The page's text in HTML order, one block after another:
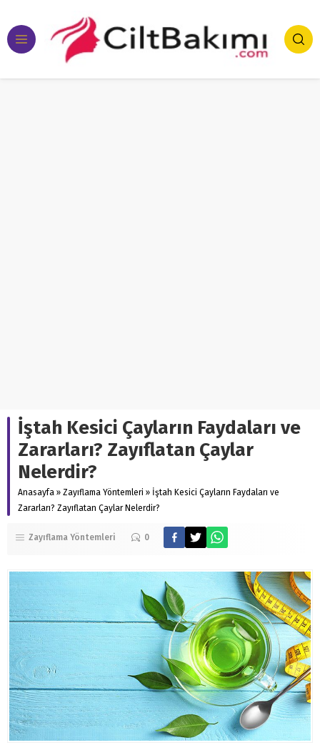
İştah Kesici Çayların Faydaları ve
Zararları? Zayıflatan Çaylar
Nelerdir?
Anasayfa » Zayıflama Yöntemleri » İştah Kesici Çayların Faydaları ve
Zararları? Zayıflatan Çaylar Nelerdir?
Zayıflama Yöntemleri 0